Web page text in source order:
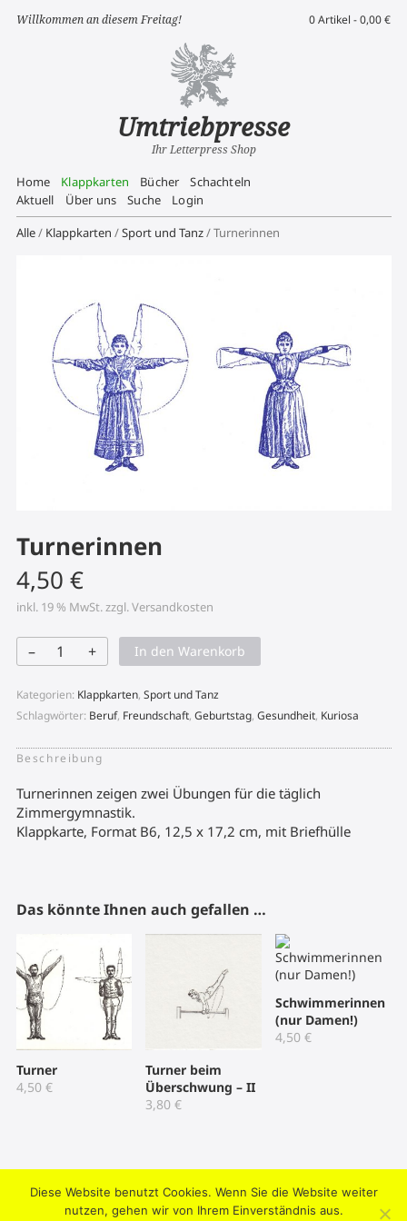
Willkommen an diesem Freitag!
Umtriebpresse
Ihr Letterpress Shop
0 Artikel -0,00€
Home Klappkarten Bücher
Schachteln
Aktuell
Über uns Suche
Login
Alle/ Klappkarten /Sport und Tanz/ Turnerinnen
Turnerinnen
4,50 €
inkl. 19 % MwSt.zzgl.Versandkosten
–
Turnerinnen
Menge
+ In den Warenkorb
Kategorien: Klappkarten, Sport und Tanz
Schlagwörter: Beruf, Freundschaft, Geburtstag, Gesundheit, Kuriosa
Beschreibung
Turnerinnen zeigen zwei Übungen für die täglich
Zimmergymnastik.
Klappkarte, Format B6, 12,5 x 17,2 cm, mit Briefhülle
Das könnte Ihnen auch gefallen …
Turner
4,50 €
Turner beim
Überschwung – II
3,80€
Schwimmerinnen
(nur Damen!)
4,50 €
2004-2026 © Umtriebpresse . Knooper Weg 42, 24103 Kiel .
Diese Website benutzt Cookies. Wenn Sie die Website weiter
nutzen, gehen wir von Ihrem Einverständnis aus.